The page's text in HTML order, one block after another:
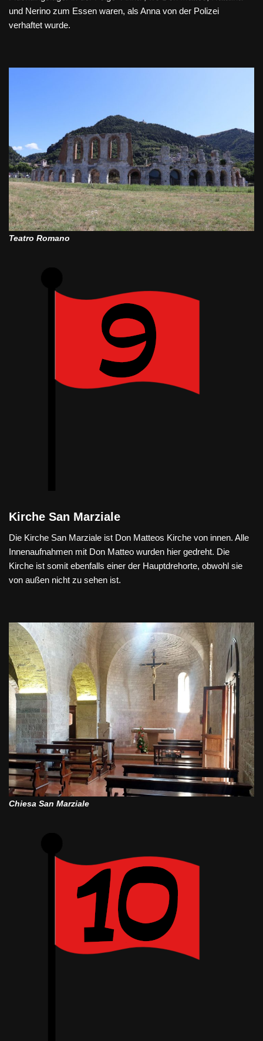
und Nerino zum Essen waren, als Anna von der Polizei
verhaftet wurde.
Teatro Romano
Kirche San Marziale
Die Kirche San Marziale ist Don Matteos Kirche von innen. Alle
Innenaufnahmen mit Don Matteo wurden hier gedreht. Die
Kirche ist somit ebenfalls einer der Hauptdrehorte, obwohl sie
von außen nicht zu sehen ist.
Chiesa San Marziale